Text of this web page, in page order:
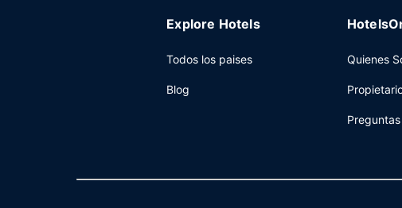
Explore Hotels
Todos los paises
Blog
Quienes